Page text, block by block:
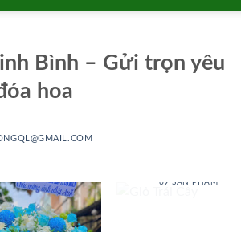
Bình – Gửi trọn yêu
hoa
69 SẢN PHẨM